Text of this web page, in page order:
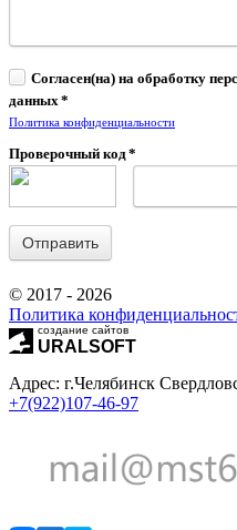
Согласен(на) на обработку
данных *
Политика конфиденциальности
Проверочный код*
© 2017 - 2026
Политика
создание сайтов
URALSOFT
Адрес: г.Челябинск
+7(922)107-46-97